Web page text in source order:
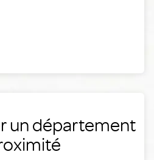
un département